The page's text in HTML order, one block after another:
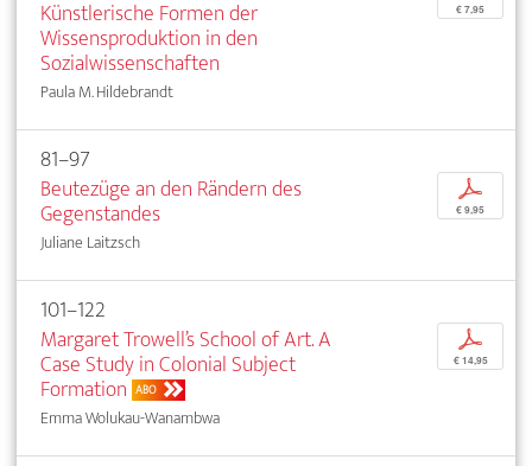
Künstlerische Formen der
Wissensproduktion in den
Sozialwissenschaften
Paula M. Hildebrandt
€ 7,95
81–97
Beutezüge an den Rändern des
Gegenstandes
Juliane Laitzsch
p
€ 9,95
101–122
Margaret Trowell’s School of Art. A
Case Study in Colonial Subject
Formation ABO
Emma Wolukau-Wanambwa
p
€ 14,95